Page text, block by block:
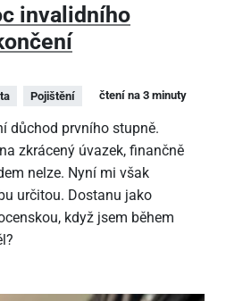
invalidního
Pojištění čtení na 3 minuty
důchod prvního stupně.
zkrácený úvazek, finančně
nelze. Nyní mi však
určitou. Dostanu jako
když jsem během